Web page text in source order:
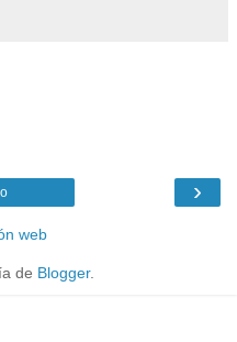
›
web
de Blogger.